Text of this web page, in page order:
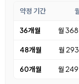
약정 기간
36개월 월
48개월 월
60개월 월